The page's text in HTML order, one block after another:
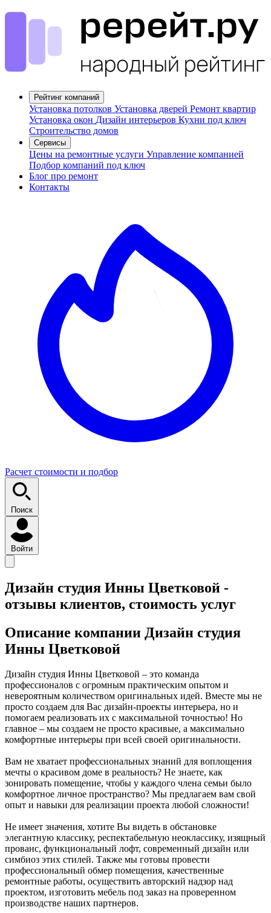
Рейтинг компаний
Установка потолков Установка дверей Ремонт квартир
Установка окон Дизайн интерьеров Кухни под ключ
Строительство домов
Сервисы
Цены на ремонтные услуги Управление компанией
Подбор компаний под ключ
Блог про ремонт
Контакты
Расчет стоимости и подбор
Поиск
Войти
Дизайн студия Инны Цветковой -
отзывы клиентов, стоимость услуг
Описание компании Дизайн студия
Инны Цветковой
Дизайн студия Инны Цветковой – это команда
профессионалов с огромным практическим опытом и
невероятным количеством оригинальных идей. Вместе мы не
просто создаем для Вас дизайн-проекты интерьера, но и
помогаем реализовать их с максимальной точностью! Но
главное – мы создаем не просто красивые, а максимально
комфортные интерьеры при всей своей оригинальности.
Вам не хватает профессиональных знаний для воплощения
мечты о красивом доме в реальность? Не знаете, как
зонировать помещение, чтобы у каждого члена семьи было
комфортное личное пространство? Мы предлагаем вам свой
опыт и навыки для реализации проекта любой сложности!
Не имеет значения, хотите Вы видеть в обстановке
элегантную классику, респектабельную неоклассику, изящный
прованс, функциональный лофт, современный дизайн или
симбиоз этих стилей. Также мы готовы провести
профессиональный обмер помещения, качественные
ремонтные работы, осуществить авторский надзор над
проектом, изготовить мебель под заказ на проверенном
производстве наших партнеров.